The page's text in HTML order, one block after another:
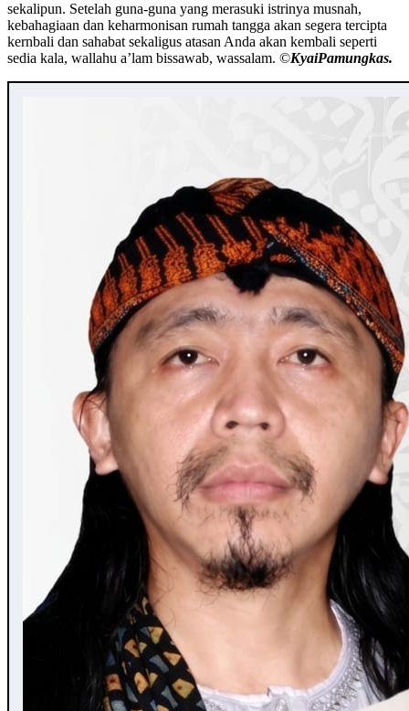
sekalipun. Setelah guna-guna yang merasuki istrinya musnah,
kebahagiaan dan keharmonisan rumah tangga akan segera tercipta
kernbali dan sahabat sekaligus atasan Anda akan kembali seperti
sedia kala, wallahu a’lam bissawab, wassalam. ©️KyaiPamungkas.